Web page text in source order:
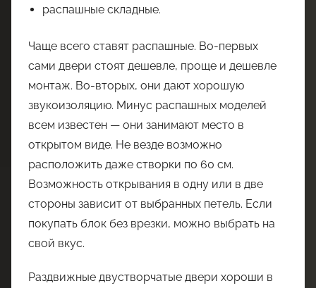
распашные складные.
Чаще всего ставят распашные. Во-первых
сами двери стоят дешевле, проще и дешевле
монтаж. Во-вторых, они дают хорошую
звукоизоляцию. Минус распашных моделей
всем известен — они занимают место в
открытом виде. Не везде возможно
расположить даже створки по 60 см.
Возможность открывания в одну или в две
стороны зависит от выбранных петель. Если
покупать блок без врезки, можно выбрать на
свой вкус.
Раздвижные двустворчатые двери хороши в